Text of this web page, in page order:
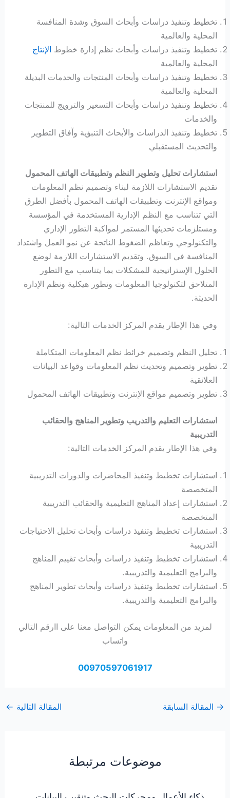
تخطيط وتنفيذ دراسات وأبحاث السوق وشدة المنافسة
المحلية والعالمية
تخطيط وتنفيذ دراسات وأبحاث نظم إدارة خطوط الإنتاج
المحلية والعالمية
تخطيط وتنفيذ دراسات وأبحاث المنتجات والخدمات البديلة
المحلية والعالمية
تخطيط وتنفيذ دراسات وأبحاث التسعير والترويج للمنتجات
والخدمات
تخطيط وتنفيذ الدراسات والأبحاث التنبؤية وآفاق التطوير
والتحديث المستقبلي
استشارات تحليل وتطوير النظم وتطبيقات الهاتف المحمول
تقديم الاستشارات اللازمة لبناء وتصميم نظم المعلومات
ومواقع الإنترنت وتطبيقات الهاتف المحمول بأفضل الطرق
التي تتناسب مع النظم الإدارية المستخدمة في المؤسسة
ومستلزمات تحديثها المستمر لمواكبة التطور الإداري
والتكنولوجي وتعاظم الضغوط الناتجة عن نمو العمل واشتداد
المنافسة في السوق. وتقديم الاستشارات اللازمة لوضع
الحلول الإستراتيجية للمشكلات بما يتناسب مع التطور
المتلاحق لتكنولوجيا المعلومات وتطور هيكلية ونظم الإدارة
الحديثة.
وفي هذا الإطار يقدم المركز الخدمات التالية:
تحليل النظم وتصميم خرائط نظم المعلومات المتكاملة
تطوير وتصميم وتحديث نظم المعلومات وقواعد البيانات
العلائقية
تطوير وتصميم مواقع الإنترنت وتطبيقات الهاتف المحمول
استشارات التعليم والتدريب وتطوير المناهج والحقائب
التدريبية
وفي هذا الإطار يقدم المركز الخدمات التالية:
استشارات تخطيط وتنفيذ المحاضرات والدورات التدريبية
المتخصصة
استشارات إعداد المناهج التعليمية والحقائب التدريبية
المتخصصة
استشارات تخطيط وتنفيذ دراسات وأبحاث تحليل الاحتياجات
التدريبية
استشارات تخطيط وتنفيذ دراسات وأبحاث تقييم المناهج
والبرامج التعليمية والتدريبية.
استشارات تخطيط وتنفيذ دراسات وأبحاث تطوير المناهج
والبرامج التعليمية والتدريبية.
لمزيد من المعلومات يمكن التواصل معنا على اارقم التالي
واتساب
00970597061917
→ المقالة السابقة المقالة التالية ←
موضوعات مرتبطة